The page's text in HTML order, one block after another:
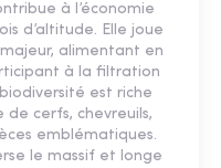
à l’économie
d’altitude. Elle joue
alimentant en
à la filtration
est riche
cerfs, chevreuils,
emblématiques.
le massif et longe